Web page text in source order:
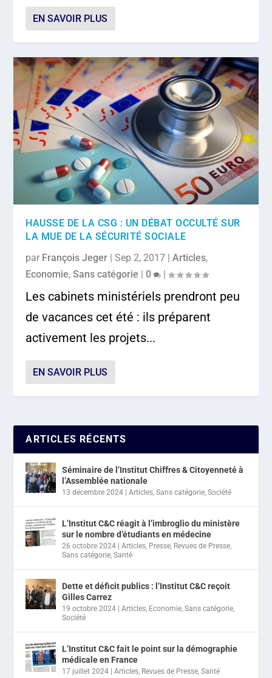
EN SAVOIR PLUS
HAUSSE DE LA CSG : UN DÉBAT OCCULTÉ SUR
LA MUE DE LA SÉCURITÉ SOCIALE
par François Jeger |Sep 2, 2017 |Articles,
Economie,Sans catégorie |0 |
Les cabinets ministériels prendront peu
de vacances cet été : ils préparent
activement les projets...
EN SAVOIR PLUS
ARTICLES RÉCENTS
Séminaire de l’Institut Chiffres & Citoyenneté à
l’Assemblée nationale
13 décembre 2024 |Articles ,Sans catégorie ,Société
L’Institut C&C réagit à l’imbroglio du ministère
sur le nombre d’étudiants en médecine
26 octobre 2024 |Articles Presse Revues de Presse
Sans catégorie ,Santé
Dette et déficit publics : l’Institut C&C reçoit
Gilles Carrez
19 octobre 2024 |Articles Economie ,Sans catégorie
Société
L’Institut C&C fait le point sur la démographie
médicale en France
17 juillet 2024 |Articles Revues de Presse ,Santé